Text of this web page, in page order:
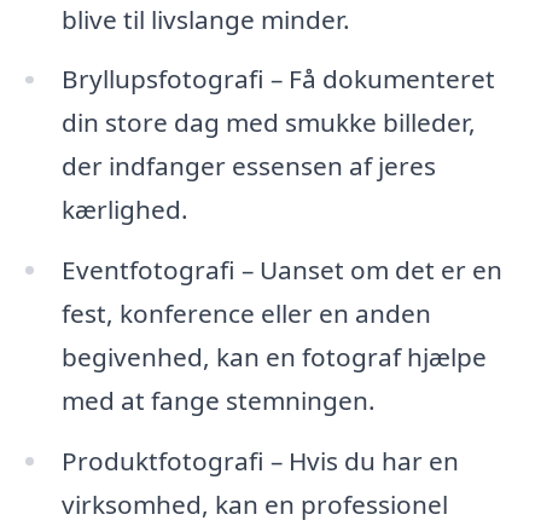
blive til livslange minder.
Bryllupsfotografi – Få dokumenteret
din store dag med smukke billeder,
der indfanger essensen af jeres
kærlighed.
Eventfotografi – Uanset om det er en
fest, konference eller en anden
begivenhed, kan en fotograf hjælpe
med at fange stemningen.
Produktfotografi – Hvis du har en
virksomhed, kan en professionel